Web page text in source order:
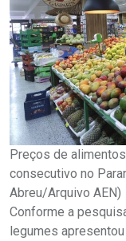
Preços de
consecutivo no
Abreu/Arquivo AEN)
Conforme a
legumes